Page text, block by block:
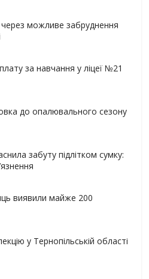
можливе забруднення
за навчання у ліцеї №21
до опалювального сезону
забуту підлітком сумку:
виявили майже 200
у Тернопільській області